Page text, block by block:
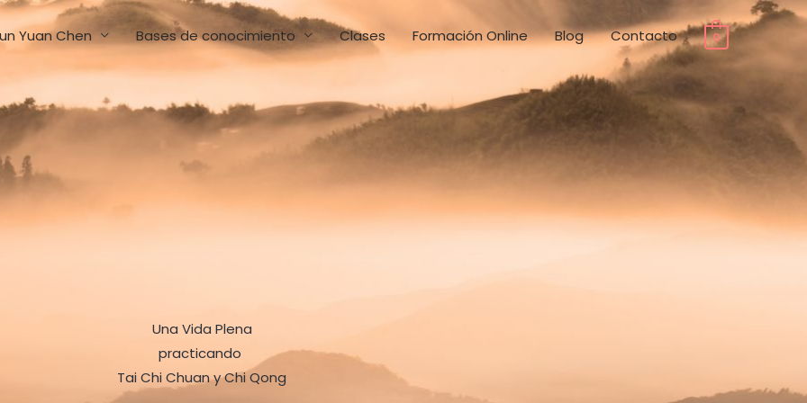
Yuan Chen Bases de conocimiento Clases Formación Online Blog Contacto 0
Una Vida Plena
practicando
Tai Chi Chuan y Chi Qong